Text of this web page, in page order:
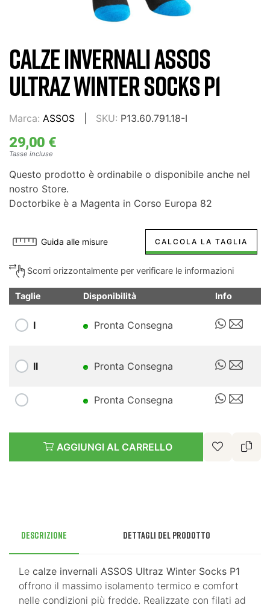
CALZE INVERNALI ASSOS
ULTRAZ WINTER SOCKS P1
Marca: ASSOS SKU: P13.60.791.18-I
29,00 €
Tasse incluse
Questo prodotto è ordinabile o disponibile anche nel
nostro Store.
Doctorbike è a Magenta in Corso Europa 82
Guida alle misure CALCOLA LA TAGLIA
Scorri orizzontalmente per verificare le informazioni
Taglie Disponibilità Info
I Pronta Consegna
II Pronta Consegna
Pronta Consegna
AGGIUNGI AL CARRELLO
Descrizione Dettagli del prodotto
Le calze invernali ASSOS Ultraz Winter Socks P1
offrono il massimo isolamento termico e comfort
nelle condizioni più fredde. Realizzate con filati ad